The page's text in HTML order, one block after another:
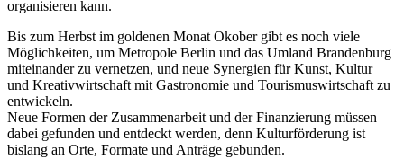
organisieren kann.
Bis zum Herbst im goldenen Monat Okober gibt es noch viele
Möglichkeiten, um Metropole Berlin und das Umland Brandenburg
miteinander zu vernetzen, und neue Synergien für Kunst, Kultur
und Kreativwirtschaft mit Gastronomie und Tourismuswirtschaft zu
entwickeln.
Neue Formen der Zusammenarbeit und der Finanzierung müssen
dabei gefunden und entdeckt werden, denn Kulturförderung ist
bislang an Orte, Formate und Anträge gebunden.